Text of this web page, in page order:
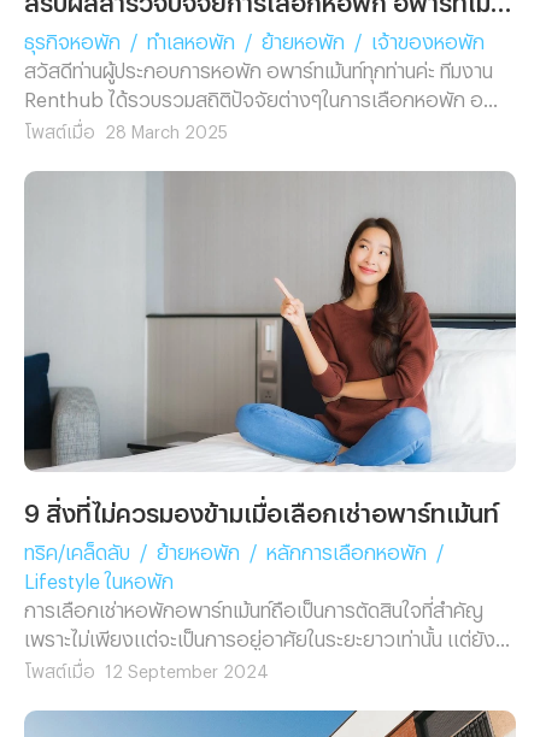
ธุรกิจหอพัก / ทำเลหอพัก / ย้ายหอพัก /
เจ้าของหอพัก
สวัสดีท่านผู้ประกอบการหอพัก อพาร์ทเม้นท์ทุกท่านค่ะ ทีมงาน
Renthub ได้รวบรวมสถิติปัจจัยต่างๆในการเลือกหอพัก อ
พาร์ทเม้นท์มาให้ทุกท่านแล้วค่ะ โดยแบ่งออกเป็น ข้อมูลประชากร
แบบสอบถามอาศัยอยู่ อีกทั้งอาชีพและรายได้กับค่าเช่าใน
ค้นหาและเว็บไซต์ที่ใช้ค้นหา ความถี่ในการเปลี่ยนและการค้นหา
ที่พักใหม่ ปัจจัยสำคัญในการเลือกหอพัก อพาร์ทเม้นท์ ระยะ
เวลาสัญญาเช่า ค่าเช่าล่วงหน้าและค่าประกันความเสียหายที่ผู้
เช่าต้องการ สิ่งอำนวยความสะดวกที่เป็นปัจจัยในการเลือกที่ผู้
ตอบแบบสอบถามเลือกเข้ามามากที่สุด และที่สำคัญยังมีสิ่ง
อำนวยความสะดวกภายในห้องที่เป็นปัจจัยในการเลือกหอพักอ
พาร์ทเม้นท์อีกด้วย การจัดอันดับความสำคัญทั้งนี้มีภาพรวม
ทั้งหมดของหอพักที่จัดอันดับและระบบรักษาความปลอดภัยที่ถูก
นำมาจัดอันดับในครั้งนี้ และที่สำคัญมีการเลือกโปรโมชั่นฯ หอพัก
อพาร์ทเม้นท์ที่จะช่วยให้ตัดสินใจเช่าได้ง่ายขึ้น หวังว่าข้อมูลนี้จะ
ทั้งหมดมาสรุปให้ในรูปแบบที่เข้าใจง่ายตามบทความนี้แล้วนะคะ
โพสต์เมื่อ 28 March 2025
9 สิ่งที่ไม่ควรมองข้ามเมื่อเลือกเช่าอพาร์ทเม้นท์
ทริค/เคล็ดลับ / ย้ายหอพัก / หลักการเลือกหอพัก
/
Lifestyle ในหอพัก
การเลือกเช่าหอพักอพาร์ทเม้นท์ถือเป็นการตัดสินใจที่สำคัญ
เพราะไม่เพียงแต่จะเป็นการอยู่อาศัยในระยะยาวเท่านั้น แต่ยัง
ส่งผลต่อความสะดวกสบายในการใช้ชีวิตประจำวันของคุณอีก
เน้นที่เรื่องของทำเลหรือราคาค่าเช่าเป็นหลัก แต่จริง ๆ แล้ว ยัง
โพสต์เมื่อ 12 September 2024